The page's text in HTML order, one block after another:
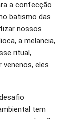
a confecção
batismo das
nossos
a melancia,
ritual,
eles
tem